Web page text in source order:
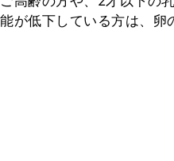
能が低下している方は、卵